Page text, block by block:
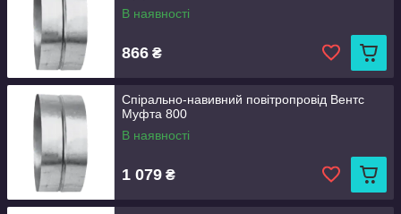
В наявності
866 ₴
Спірально-навивний повітропровід Вентс
Муфта 800
В наявності
1 079 ₴